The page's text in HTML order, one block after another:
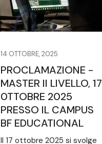
14 OTTOBRE, 2025
PROCLAMAZIONE -
MASTER II LIVELLO, 17
0TTOBRE 2025
PRESSO IL CAMPUS
BF EDUCATIONAL
Il 17 ottobre 2025 si svolge